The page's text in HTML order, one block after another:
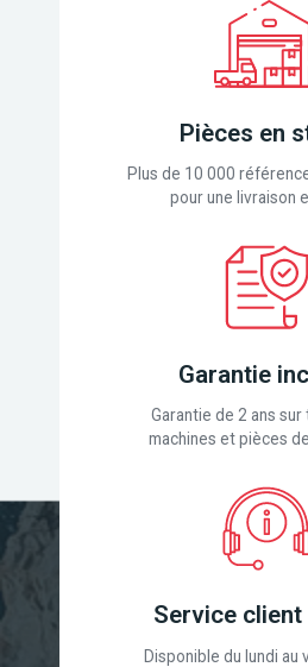
Pièces en
Plus de 10 000
pour une livraison
Garantie
Garantie de 2 ans
machines et pièces
Service
Disponible du lundi au